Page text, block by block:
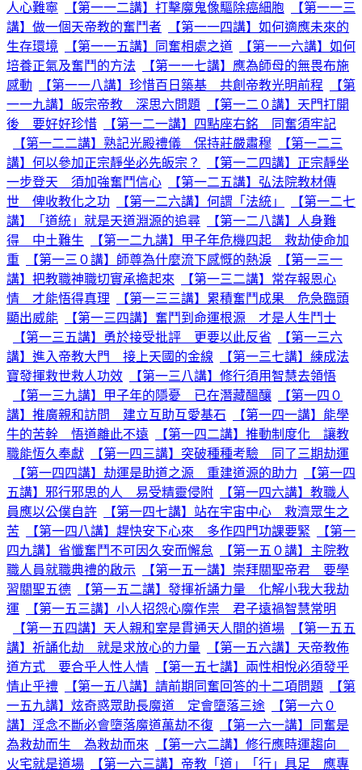
人心難寧
【第一一二講】打擊魔鬼像驅除癌細胞
【第一一三
講】做一個天帝教的奮鬥者
【第一一四講】如何適應未來的
生存環境
【第一一五講】同奮相處之道
【第一一六講】如何
培養正氣及奮鬥的方法
【第一一七講】應為師母的無畏布施
感動
【第一一八講】珍惜百日築基 共創帝教光明前程
【第
一一九講】皈宗帝教 深思六問題
【第一二０講】天門打開
後 要好好珍惜
【第一二一講】四點座右銘 同奮須牢記
【第一二二講】熟記光殿禮儀 保持莊嚴肅穆
【第一二三
講】何以參加正宗靜坐必先皈宗？
【第一二四講】正宗靜坐
一步登天 須加強奮鬥信心
【第一二五講】弘法院教材傳
世 俾收教化之功
【第一二六講】何謂「法統」
【第一二七
講】「道統」就是天道淵源的追尋
【第一二八講】人身難
得 中土難生
【第一二九講】甲子年危機四起 救劫使命加
重
【第一三０講】師尊為什麼流下感慨的熱淚
【第一三一
講】把教職神職切實承擔起來
【第一三二講】常存報恩心
情 才能悟得真理
【第一三三講】累積奮鬥成果 危急臨頭
顯出威能
【第一三四講】奮鬥到命運根源 才是人生鬥士
【第一三五講】勇於接受批評 更要以此反省
【第一三六
講】進入帝教大門 接上天國的金線
【第一三七講】練成法
寶發揮救世救人功效
【第一三八講】修行須用智慧去領悟
【第一三九講】甲子年的隱憂 已在潛藏醞釀
【第一四０
講】推廣親和訪問 建立互助互愛基石
【第一四一講】能學
牛的苦幹 悟道離此不遠
【第一四二講】推動制度化 讓教
職能恆久奉獻
【第一四三講】突破種種考驗 同了三期劫運
【第一四四講】劫運是助道之源 重建道源的助力
【第一四
五講】邪行邪思的人 易受精靈侵附
【第一四六講】教職人
員應以公僕自許
【第一四七講】站在宇宙中心 救濟眾生之
苦
【第一四八講】趕快安下心來 多作四門功課要緊
【第一
四九講】省懺奮鬥不可因久安而懈怠
【第一五０講】主院教
職人員就職典禮的啟示
【第一五一講】崇拜關聖帝君 要學
習關聖五德
【第一五二講】發揮祈誦力量 化解小我大我劫
運
【第一五三講】小人招怨心魔作祟 君子遠禍智慧常明
【第一五四講】天人親和室是貫通天人間的道場
【第一五五
講】祈誦化劫 就是求放心的力量
【第一五六講】天帝教佈
道方式 要合乎人性人情
【第一五七講】兩性相悅必須發乎
情止乎禮
【第一五八講】請前期同奮回答的十二項問題
【第
一五九講】炫奇惑眾助長魔道 定會墮落三途
【第一六０
講】淫念不斷必會墮落魔道萬劫不復
【第一六一講】同奮是
為救劫而生 為救劫而來
【第一六二講】修行應時運趨向
火宅就是道場
【第一六三講】帝教「道」「行」具足 應專